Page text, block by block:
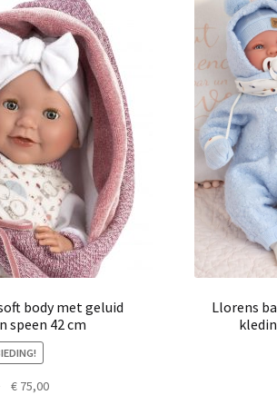
body met geluid
speen 42 cm
Oorspronkelijke
€75,00Huidige
Llorens